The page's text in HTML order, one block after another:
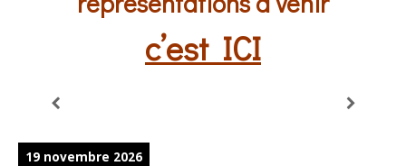
c’est ICI
19 novembre 2026